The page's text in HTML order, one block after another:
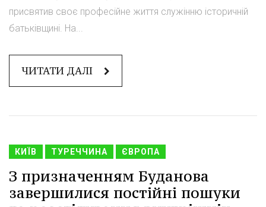
присвятив своє професійне життя служінню історичній
батьківщині. На...
ЧИТАТИ ДАЛІ
КИЇВ ТУРЕЧЧИНА ЄВРОПА
З призначенням Буданова
завершилися постійні пошуки